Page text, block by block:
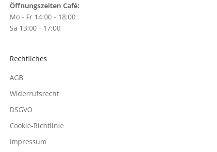
Öffnungszeiten Café:
Mo - Fr 14:00 - 18:00
Sa 13:00 - 17:00
Rechtliches
AGB
Widerrufsrecht
DSGVO
Cookie-Richtlinie
Impressum